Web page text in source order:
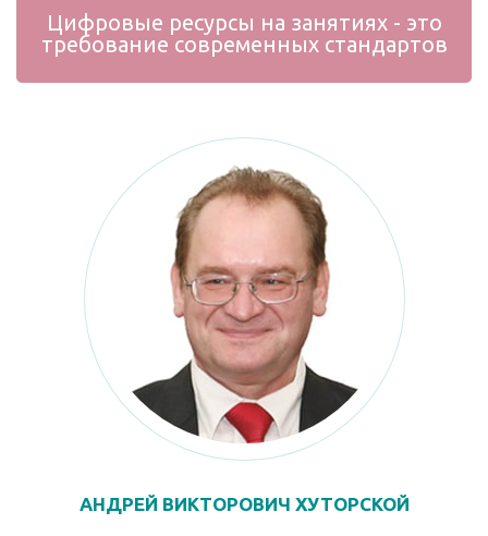
Цифровые ресурсы на занятиях - это
требование современных стандартов
АНДРЕЙ ВИКТОРОВИЧ ХУТОРСКОЙ